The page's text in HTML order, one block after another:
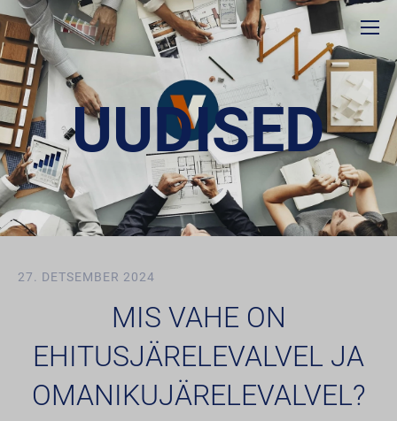
UUDISED
27. DETSEMBER 2024
MIS VAHE ON
EHITUSJÄRELEVALVEL JA
OMANIKUJÄRELEVALVEL?